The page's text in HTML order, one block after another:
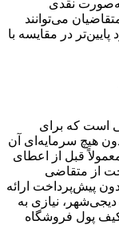
نقدی
می‌توانند
پایین‌تر در مقایسه با
است که برای
هیچ سرمایه‌ای آن
قبل از اعطای
از متقاضی
پیش‌پرداخت ارائه
نیازی به
کیف پول فروشگاه